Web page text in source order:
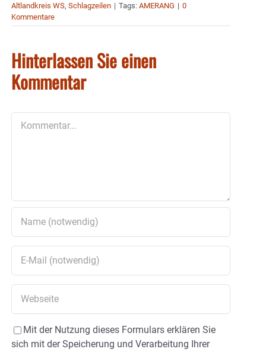
Altlandkreis WS, Schlagzeilen | Tags: AMERANG | 0
Kommentare
Hinterlassen Sie einen
Kommentar
Mit der Nutzung dieses Formulars erklären Sie
sich mit der Speicherung und Verarbeitung Ihrer